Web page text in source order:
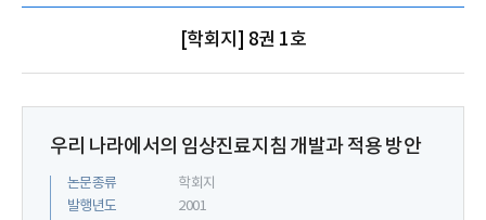
[학회지] 8권 1호
우리 나라에서의 임상진료지침 개발과 적용 방안
논문종류
학회지
발행년도
2001